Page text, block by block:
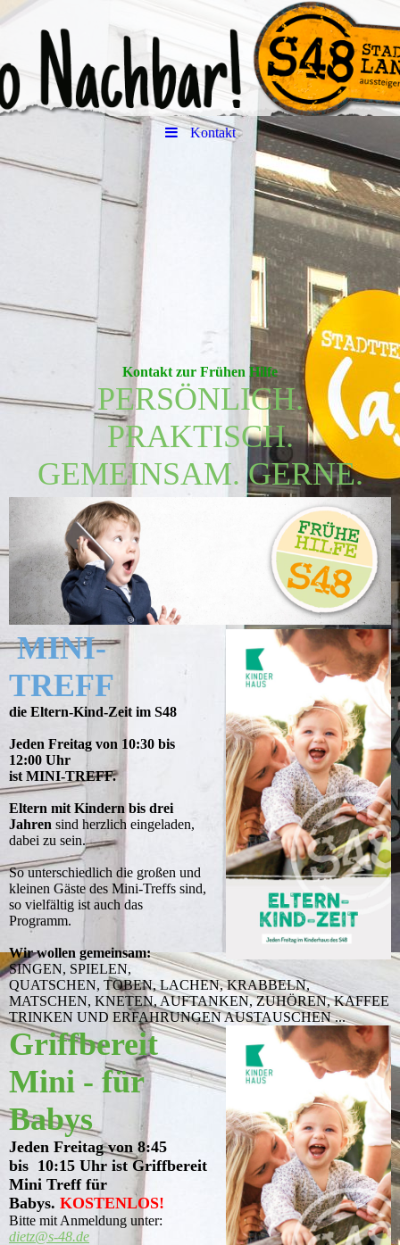
Kontakt
Kontakt zur Frühen Hilfe
PERSÖNLICH.
PRAKTISCH.
GEMEINSAM. GERNE.
MINI-
TREFF
die Eltern-Kind-Zeit im S48
Jeden Freitag von 10:30 bis
12:00 Uhr
ist MINI-TREFF.
Eltern mit Kindern bis drei
Jahren sind herzlich eingeladen,
dabei zu sein.
So unterschiedlich die großen und
kleinen Gäste des Mini-Treffs sind,
so vielfältig ist auch das
Programm.
Wir wollen gemeinsam:
SINGEN, SPIELEN,
QUATSCHEN, TOBEN, LACHEN, KRABBELN,
MATSCHEN, KNETEN, AUFTANKEN, ZUHÖREN, KAFFEE
TRINKEN UND ERFAHRUNGEN AUSTAUSCHEN ...
Griffbereit
Mini - für
Babys
Jeden Freitag von 8:45
bis 10:15 Uhr ist Griffbereit
Mini Treff für
Babys. KOSTENLOS!
Bitte mit Anmeldung unter:
dietz@s-48.de